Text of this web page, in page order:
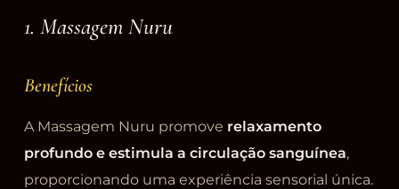
1. Massagem Nuru
Benefícios
A Massagem Nuru promove relaxamento
profundo e estimula a circulação sanguínea,
proporcionando uma experiência sensorial única.